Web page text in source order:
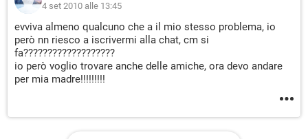
4 set 2010 alle 13:45
evviva almeno qualcuno che a il mio stesso problema, io
però nn riesco a iscrivermi alla chat, cm si
fa???????????????????
io però voglio trovare anche delle amiche, ora devo andare
per mia madre!!!!!!!!!